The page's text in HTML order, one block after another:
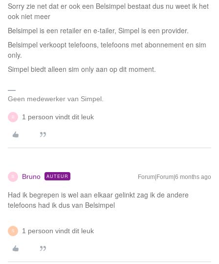
Sorry zie net dat er ook een Belsimpel bestaat dus nu weet ik het
ook niet meer
Belsimpel is een retailer en e-tailer, Simpel is een provider.
Belsimpel verkoopt telefoons, telefoons met abonnement en sim
only.
Simpel biedt alleen sim only aan op dit moment.
Geen medewerker van Simpel.
B 1 persoon vindt dit leuk
B Bruno AUTEUR Forum|Forum|6 months ago
Had ik begrepen is wel aan elkaar gelinkt zag ik de andere
telefoons had ik dus van Belsimpel
S 1 persoon vindt dit leuk